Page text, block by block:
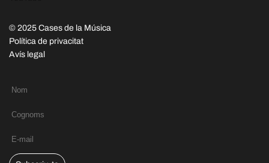
© 2025 Cases de la Música
Política de privacitat
Avís legal